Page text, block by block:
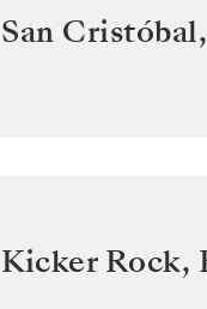
San
Kicker Rock,